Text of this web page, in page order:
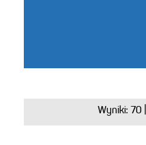
Wyniki: 70